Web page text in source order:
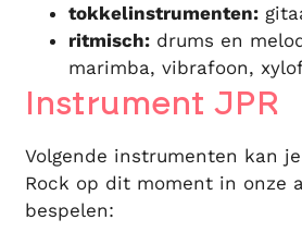
tokkelinstrumenten:
ritmisch: drums en
marimba, vibrafoon,
Instrument JPR
Volgende instrumenten kan
Rock op dit moment in onze
bespelen: